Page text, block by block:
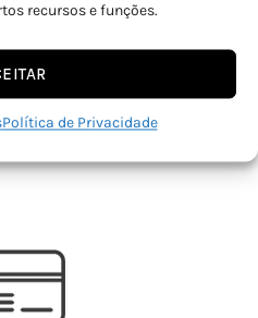
recursos e funções.
Política de Privacidade
T10106.